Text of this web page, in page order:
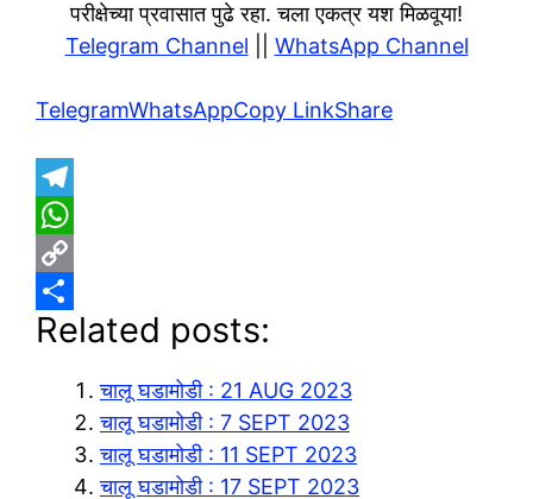
परीक्षेच्या प्रवासात पुढे रहा. चला एकत्र यश मिळवूया!
Telegram Channel
WhatsApp Channel
TelegramWhatsAppCopy LinkShare
T
e
e
W
h
a
C
o
S
Related posts:
चालू घडामोडी : 21 AUG 2023
चालू घडामोडी : 7 SEPT 2023
चालू घडामोडी : 11 SEPT 2023
चालू घडामोडी : 17 SEPT 2023